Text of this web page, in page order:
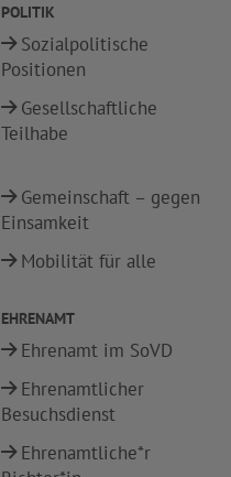
POLITIK
Sozialpolitische
Positionen
Gesellschaftliche
Teilhabe
Gemeinschaft – gegen
Einsamkeit
Mobilität für alle
EHRENAMT
Ehrenamt im SoVD
Ehrenamtlicher
Besuchsdienst
Ehrenamtliche*r